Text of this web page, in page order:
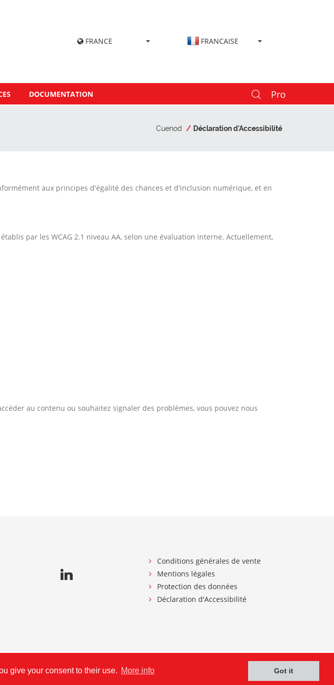
give your consent to their use. More info Got it
FRANCE FRANCAISE
DOCUMENTATION Pro
Cuenod Déclaration d'Accessibilité
aux principes d'égalité des chances et d'inclusion numérique, et en
par les WCAG 2.1 niveau AA, selon une évaluation interne. Actuellement,
au contenu ou souhaitez signaler des problèmes, vous pouvez nous
Conditions générales de vente
Mentions légales
Protection des données
Déclaration d'Accessibilité
| Created with byProcne